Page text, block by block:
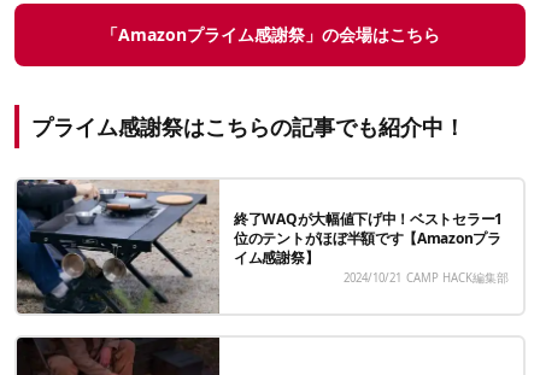
「Amazonプライム感謝祭」の会場はこちら
プライム感謝祭はこちらの記事でも紹介中！
終了WAQが大幅値下げ中！ベストセラー1
位のテントがほぼ半額です【Amazonプラ
イム感謝祭】
2024/10/21 CAMP HACK編集部